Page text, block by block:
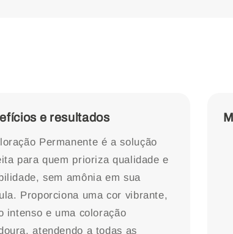
e resultados
Permanente é a solução
para quem prioriza qualidade e
sem amônia em sua
Proporciona uma cor vibrante,
intenso e uma coloração
atendendo a todas as